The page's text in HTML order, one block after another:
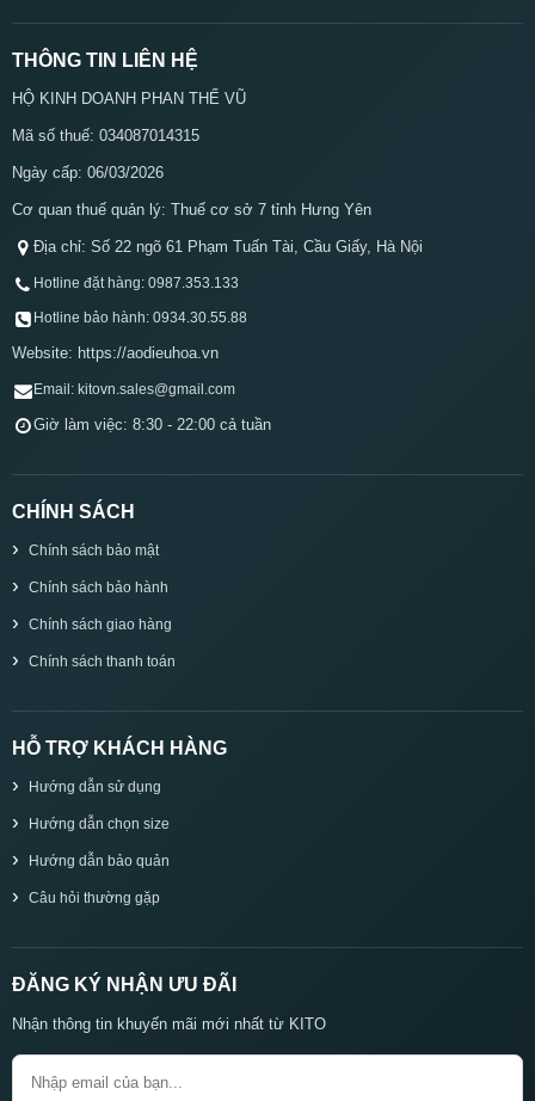
THÔNG TIN LIÊN HỆ
HỘ KINH DOANH PHAN THẾ VŨ
Mã số thuế: 034087014315
Ngày cấp: 06/03/2026
Cơ quan thuế quản lý: Thuế cơ sở 7 tỉnh Hưng Yên
Địa chỉ: Số 22 ngõ 61 Phạm Tuấn Tài, Cầu Giấy, Hà Nội
Hotline đặt hàng: 0987.353.133
Hotline bảo hành: 0934.30.55.88
Website: https://aodieuhoa.vn
Email: kitovn.sales@gmail.com
Giờ làm việc: 8:30 - 22:00 cả tuần
CHÍNH SÁCH
Chính sách bảo mật
Chính sách bảo hành
Chính sách giao hàng
Chính sách thanh toán
HỖ TRỢ KHÁCH HÀNG
Hướng dẫn sử dụng
Hướng dẫn chọn size
Hướng dẫn bảo quản
Câu hỏi thường gặp
ĐĂNG KÝ NHẬN ƯU ĐÃI
Nhận thông tin khuyến mãi mới nhất từ KITO